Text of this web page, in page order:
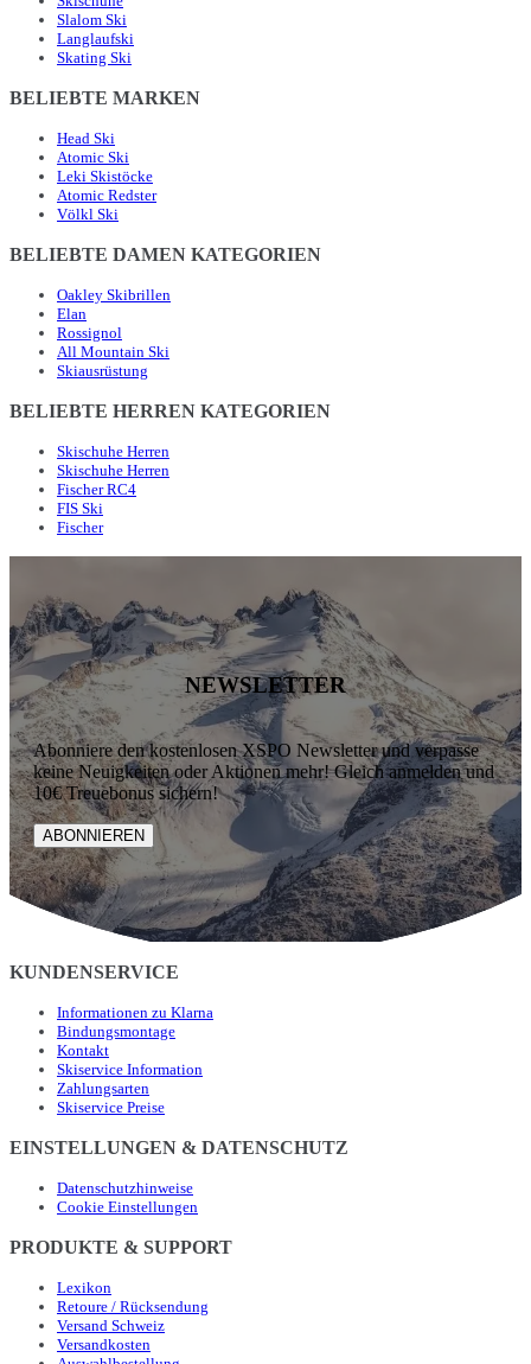
Slalom Ski
Langlaufski
Skating Ski
BELIEBTE MARKEN
Head Ski
Atomic Ski
Leki Skistöcke
Atomic Redster
Völkl Ski
BELIEBTE DAMEN KATEGORIEN
Oakley Skibrillen
Elan
Rossignol
All Mountain Ski
Skiausrüstung
BELIEBTE HERREN KATEGORIEN
Skischuhe Herren
Skischuhe Herren
Fischer RC4
FIS Ski
Fischer
NEWSLETTER
Abonniere den kostenlosen XSPO Newsletter und verpasse
keine Neuigkeiten oder Aktionen mehr! Gleich anmelden und
10€ Treuebonus sichern!
ABONNIEREN
KUNDENSERVICE
Informationen zu Klarna
Bindungsmontage
Kontakt
Skiservice Information
Zahlungsarten
Skiservice Preise
EINSTELLUNGEN & DATENSCHUTZ
Datenschutzhinweise
Cookie Einstellungen
PRODUKTE & SUPPORT
Lexikon
Retoure / Rücksendung
Versand Schweiz
Versandkosten